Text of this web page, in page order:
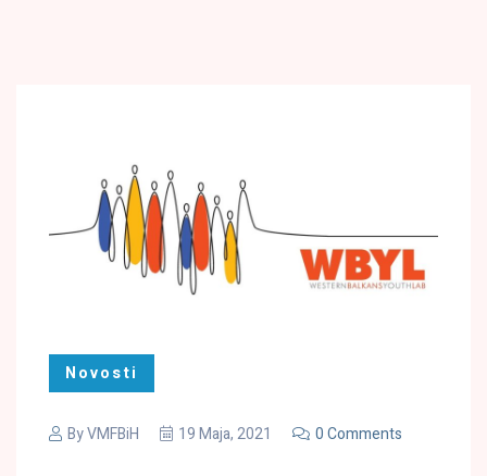
Novosti
ByVMFBiH 19 Maja, 2021 0 Comments